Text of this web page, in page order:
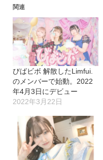
関連
びばビボ 解散したLimfui.
のメンバーで始動。2022
年4月3日にデビュー
2022年3月22日